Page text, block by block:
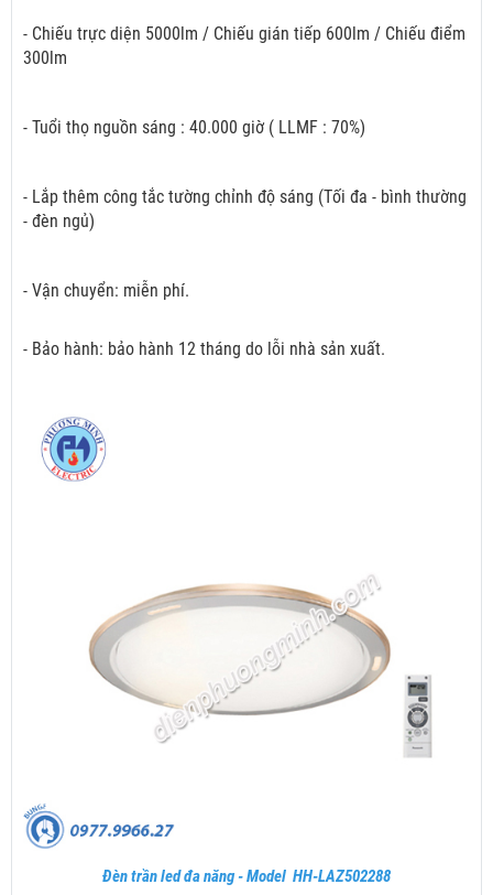
- Chiếu trực diện 5000lm / Chiếu gián tiếp 600lm / Chiếu điểm
300lm
- Tuổi thọ nguồn sáng : 40.000 giờ ( LLMF : 70%)
- Lắp thêm công tắc tường chỉnh độ sáng (Tối đa - bình thường
- đèn ngủ)
- Vận chuyển: miễn phí.
- Bảo hành: bảo hành 12 tháng do lỗi nhà sản xuất.
Đèn trần led đa năng - Model HH-LAZ502288